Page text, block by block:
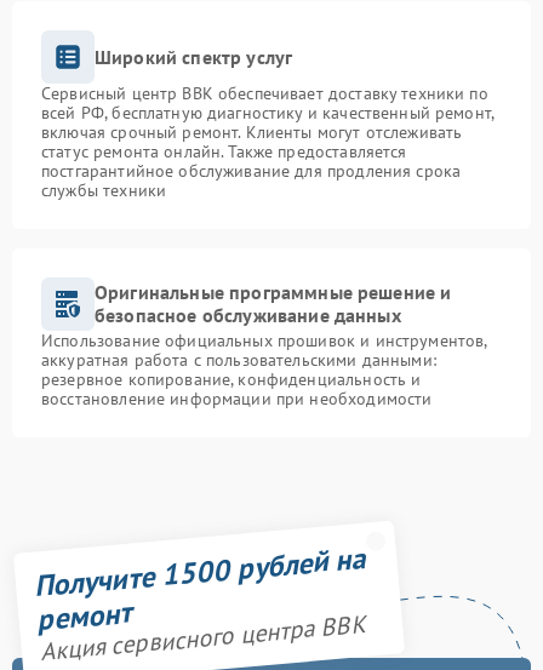
Широкий спектр услуг
Сервисный центр BBK обеспечивает доставку техники по
всей РФ, бесплатную диагностику и качественный ремонт,
включая срочный ремонт. Клиенты могут отслеживать
статус ремонта онлайн. Также предоставляется
постгарантийное обслуживание для продления срока
службы техники
Оригинальные программные решение и
безопасное обслуживание данных
Использование официальных прошивок и инструментов,
аккуратная работа с пользовательскими данными:
резервное копирование, конфиденциальность и
восстановление информации при необходимости
Получите 1500 рублей на
ремонт
Акция сервисного центра BBK